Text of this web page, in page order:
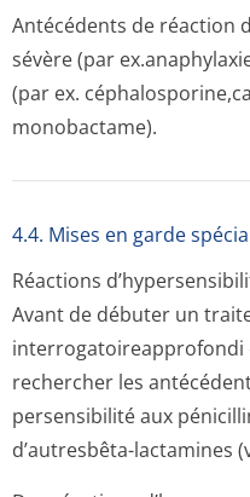
Antécédents de réaction
sévère (par
(par ex.
monobactame).
4.4. Mises en garde
Réactions
Avant de débuter un
interrogatoire­approfondi
rechercher les
persensibilité aux
d’autresbêta-lactamines